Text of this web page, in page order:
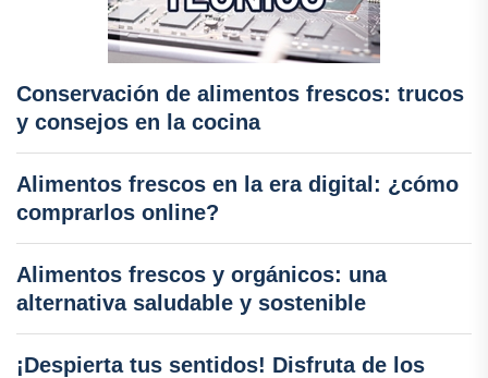
Conservación de alimentos frescos: trucos
y consejos en la cocina
Alimentos frescos en la era digital: ¿cómo
comprarlos online?
Alimentos frescos y orgánicos: una
alternativa saludable y sostenible
¡Despierta tus sentidos! Disfruta de los